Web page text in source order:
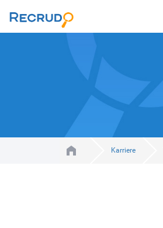
Karriere